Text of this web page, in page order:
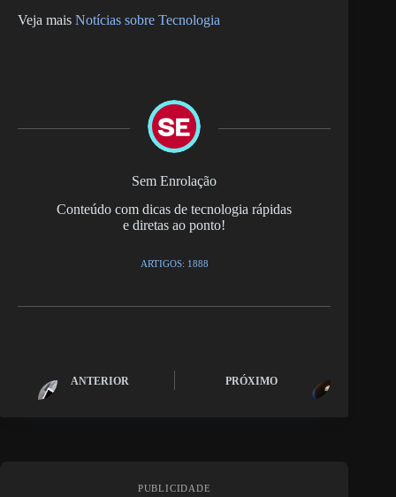
Veja mais Notícias sobre Tecnologia
Sem Enrolação
Conteúdo com dicas de tecnologia rápidas
e diretas ao ponto!
ARTIGOS: 1888
ANTERIOR PRÓXIMO
PUBLICIDADE